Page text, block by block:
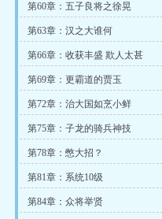
第60章：五子良将之徐晃
第63章：汉之大谁何
第66章：收获丰盛 欺人太甚
第69章：更霸道的贾玉
第72章：治大国如烹小鲜
第75章：子龙的骑兵神技
第78章：憋大招？
第81章：系统10级
第84章：众将举贤